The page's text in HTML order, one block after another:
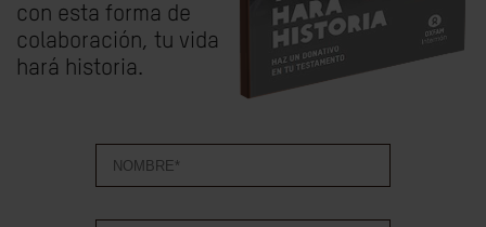
con esta forma de
colaboración, tu vida
hará historia.